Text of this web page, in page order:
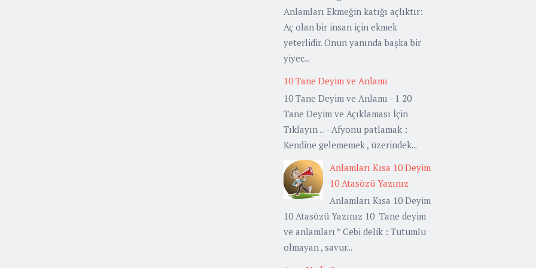
Anlamları Ekmeğin katığı açlıktır:
Aç olan bir insan için ekmek
yeterlidir. Onun yanında başka bir
yiyec...
10 Tane Deyim ve Anlamı
10 Tane Deyim ve Anlamı - 1 20
Tane Deyim ve Açıklaması İçin
Tıklayın ... - Afyonu patlamak :
Kendine gelememek , üzerindek...
Anlamları Kısa 10 Deyim
10 Atasözü Yazınız
Anlamları Kısa 10 Deyim
10 Atasözü Yazınız 10 Tane deyim
ve anlamları * Cebi delik : Tutumlu
olmayan , savur...